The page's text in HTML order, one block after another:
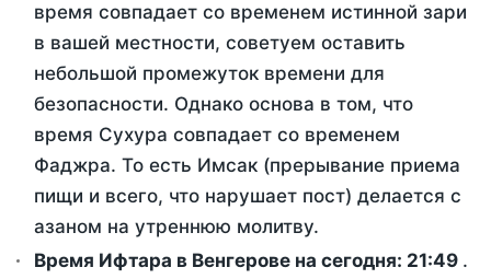
время совпадает со временем истинной зари
в вашей местности, советуем оставить
небольшой промежуток времени для
безопасности. Однако основа в том, что
время Сухура совпадает со временем
Фаджра. То есть Имсак (прерывание приема
пищи и всего, что нарушает пост) делается с
азаном на утреннюю молитву.
Время Ифтара в Венгерове на сегодня: 21:49 .